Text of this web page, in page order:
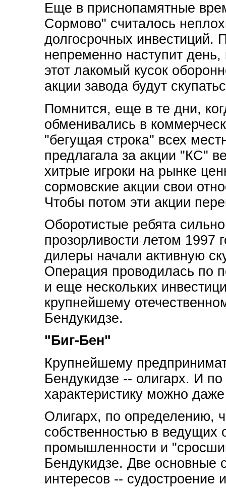
Еще в приснопамятные
Сормово" считалось
долгосрочных инвестиций.
непременно наступит день,
этот лакомый кусок
акции завода будут
Помнится, еще в те дни,
обменивались в
"бегущая строка" всех
предлагала за акции "КС"
хитрые игроки на рынке
сормовские акции свои
Чтобы потом эти акции
Оборотистые ребята
прозорливости летом 1997
дилеры начали активную
Операция проводилась по
и еще нескольких
крупнейшему
Бендукидзе.
"Биг-Бен"
Крупнейшему
Бендукидзе -- олигарх. И
характеристику можно
Олигарх, по определению,
собственностью в ведущих
промышленности и
Бендукидзе. Две основные
интересов -- судостроение